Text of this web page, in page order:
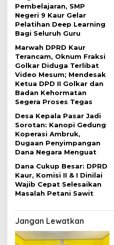
i
p
o
s
Pembelajaran, SMP
Negeri 9 Kaur Gelar
Pelatihan Deep Learning
Bagi Seluruh Guru
Marwah DPRD Kaur
Terancam, Oknum Fraksi
Golkar Diduga Terlibat
Video Mesum; Mendesak
Ketua DPD II Golkar dan
Badan Kehormatan
Segera Proses Tegas
Desa Kepala Pasar Jadi
Sorotan: Kanopi Gedung
Koperasi Ambruk,
Dugaan Penyimpangan
Dana Negara Menguat
Dana Cukup Besar: DPRD
Kaur, Komisi II & I Dinilai
Wajib Cepat Selesaikan
Masalah Petani Sawit
Jangan Lewatkan